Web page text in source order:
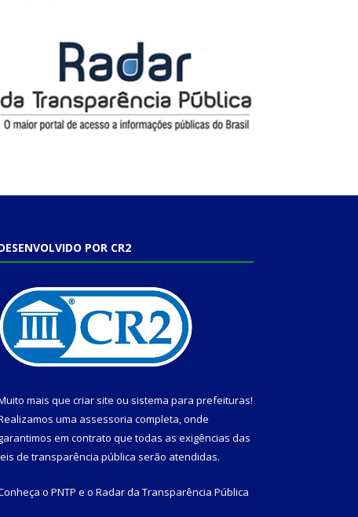
POR CR2
mais que criar site ou sistema para prefeituras!
uma assessoria completa, onde
em contrato que todas as exigências das
de transparência pública serão atendidas.
o PNTP e o Radar da Transparência Pública